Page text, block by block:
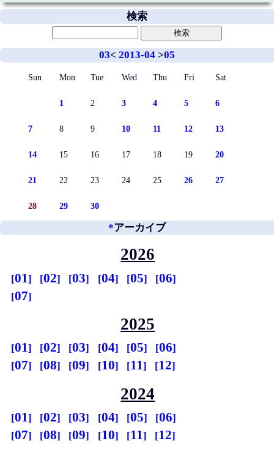
検索
03< 2013-04 >05
Sun Mon Tue Wed Thu Fri Sat
1 2 3 4 5 6
7 8 9 10 11 12 13
14 15 16 17 18 19 20
21 22 23 24 25 26 27
28 29 30
*アーカイブ
2026
01 02 03 04 05
06
07
2025
01 02 03 04 05
06
07
08 09 10 11 12
2024
01 02 03 04 05
06
07
08 09 10 11 12